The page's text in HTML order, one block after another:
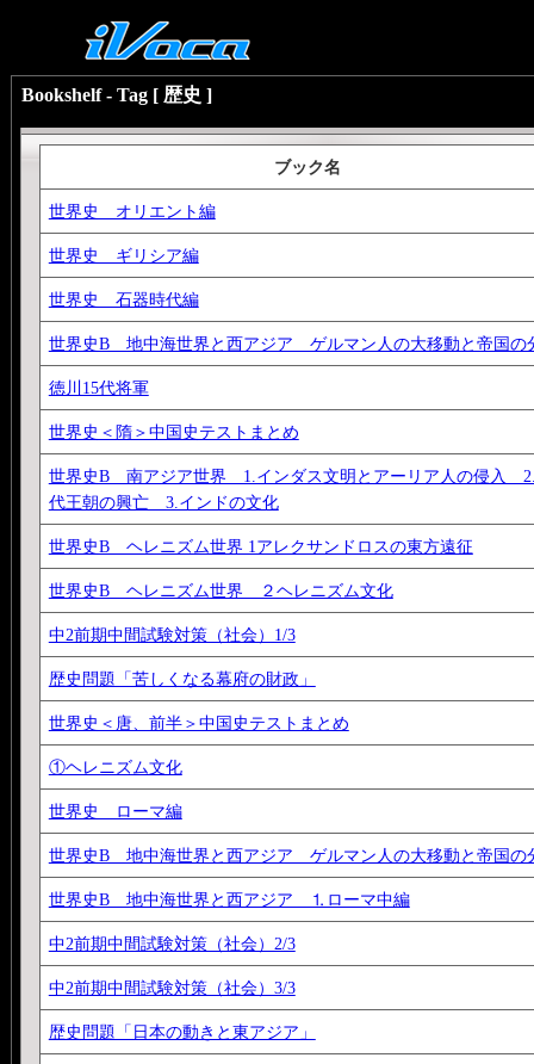
Bookshelf - Tag [ 歴史 ]
ブック名
世界史 オリエント編
世界史 ギリシア編
世界史 石器時代編
世界史B 地中海世界と西アジア ゲルマン人の大移動と帝国の
徳川15代将軍
世界史＜隋＞中国史テストまとめ
世界史B 南アジア世界 1.インダス文明とアーリア人の侵入
代王朝の興亡 3.インドの文化
世界史B ヘレニズム世界 1アレクサンドロスの東方遠征
世界史B ヘレニズム世界 ２ヘレニズム文化
中2前期中間試験対策（社会）1/3
歴史問題「苦しくなる幕府の財政」
世界史＜唐、前半＞中国史テストまとめ
①ヘレニズム文化
世界史 ローマ編
世界史B 地中海世界と西アジア ゲルマン人の大移動と帝国の
世界史B 地中海世界と西アジア ⒈ローマ中編
中2前期中間試験対策（社会）2/3
中2前期中間試験対策（社会）3/3
歴史問題「日本の動きと東アジア」